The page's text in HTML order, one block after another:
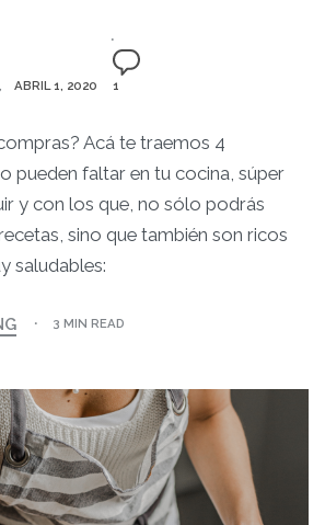
ABRIL 1, 2020 1
Acá te traemos 4
pueden faltar en tu cocina, súper
y con los que, no sólo podrás
sino que también son ricos
saludables:
3 MIN READ